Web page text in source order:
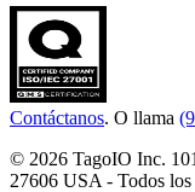
Contáctanos. O llama
© 2026 TagoIO Inc.
27606 USA - Todos los